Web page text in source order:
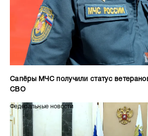
Сапёры МЧС получили статус
СВО
Федеральные новости